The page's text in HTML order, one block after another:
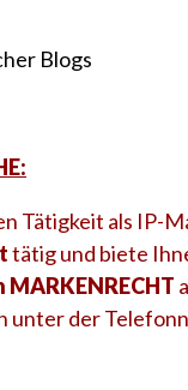
Tätigkeit als IP-
tätig und biete
unter der